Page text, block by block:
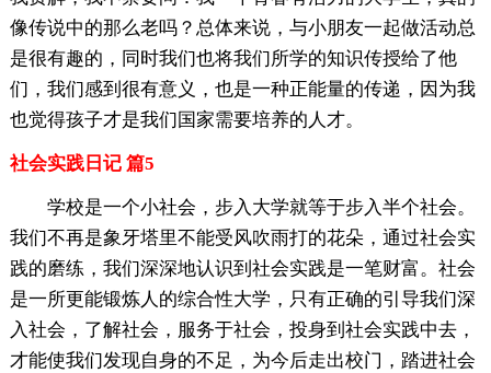
像传说中的那么老吗？总体来说，与小朋友一起做活动总
是很有趣的，同时我们也将我们所学的知识传授给了他
们，我们感到很有意义，也是一种正能量的传递，因为我
也觉得孩子才是我们国家需要培养的人才。
社会实践日记 篇5
学校是一个小社会，步入大学就等于步入半个社会。
我们不再是象牙塔里不能受风吹雨打的花朵，通过社会实
践的磨练，我们深深地认识到社会实践是一笔财富。社会
是一所更能锻炼人的综合性大学，只有正确的引导我们深
入社会，了解社会，服务于社会，投身到社会实践中去，
才能使我们发现自身的不足，为今后走出校门，踏进社会